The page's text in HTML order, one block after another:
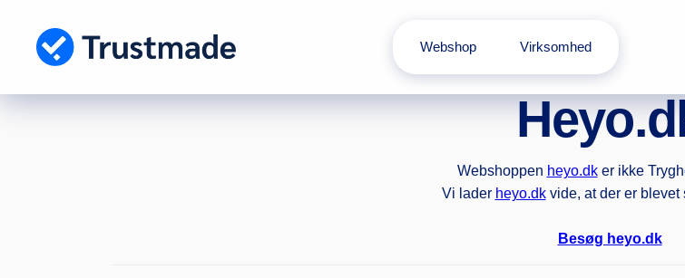
indhold
Webshop Virksomhed
Webshoppen heyo.dker ikke
Vi lader heyo.dkvide, at der er blevet
Besøg heyo.dk